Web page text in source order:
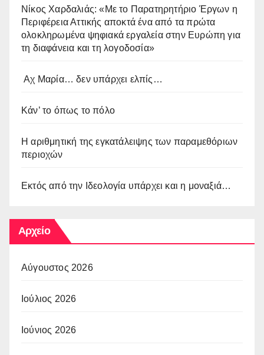
Νίκος Χαρδαλιάς: «Με το Παρατηρητήριο Έργων η
Περιφέρεια Αττικής αποκτά ένα από τα πρώτα
ολοκληρωμένα ψηφιακά εργαλεία στην Ευρώπη για
τη διαφάνεια και τη λογοδοσία»
Αχ Μαρία… δεν υπάρχει ελπίς…
Κάν’ το όπως το πόλο
Η αριθμητική της εγκατάλειψης των παραμεθόριων
περιοχών
Εκτός από την Ιδεολογία υπάρχει και η μοναξιά…
Αρχείο
Αύγουστος 2026
Ιούλιος 2026
Ιούνιος 2026